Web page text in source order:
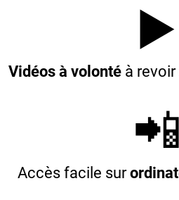
▶️
Vidéos à volonté à
📲
Accès facile sur